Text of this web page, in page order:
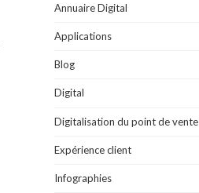
Annuaire Digital
Applications
Blog
Digital
Digitalisation du point de vente
Expérience client
Infographies